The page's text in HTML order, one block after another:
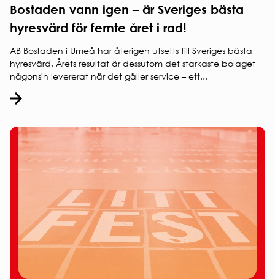
Bostaden vann igen – är Sveriges bästa
hyresvärd för femte året i rad!
AB Bostaden i Umeå har återigen utsetts till Sveriges bästa
hyresvärd. Årets resultat är dessutom det starkaste bolaget
någonsin levererat när det gäller service – ett...